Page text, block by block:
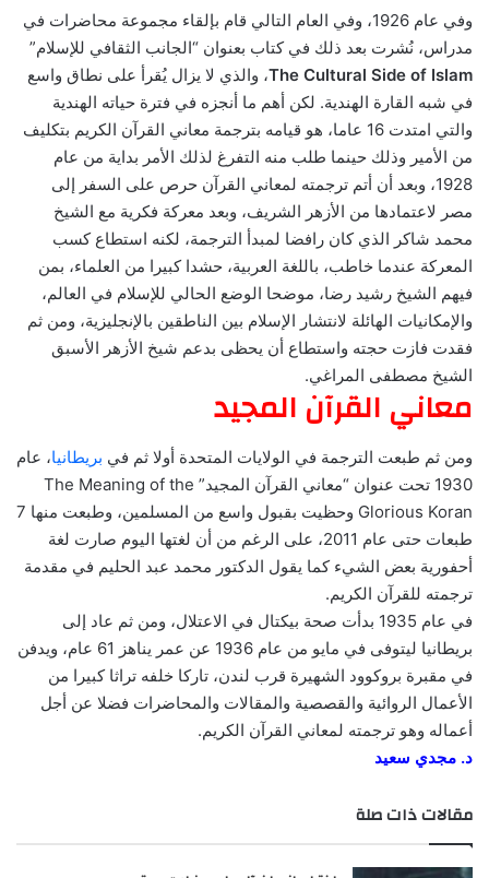
وفي عام 1926، وفي العام التالي قام بإلقاء مجموعة محاضرات في
مدراس، نُشرت بعد ذلك في كتاب بعنوان “الجانب الثقافي للإسلام”
The Cultural Side of Islam، والذي لا يزال يُقرأ على نطاق واسع
في شبه القارة الهندية. لكن أهم ما أنجزه في فترة حياته الهندية
والتي امتدت 16 عاما، هو قيامه بترجمة معاني القرآن الكريم بتكليف
من الأمير وذلك حينما طلب منه التفرغ لذلك الأمر بداية من عام
1928، وبعد أن أتم ترجمته لمعاني القرآن حرص على السفر إلى
مصر لاعتمادها من الأزهر الشريف، وبعد معركة فكرية مع الشيخ
محمد شاكر الذي كان رافضا لمبدأ الترجمة، لكنه استطاع كسب
المعركة عندما خاطب، باللغة العربية، حشدا كبيرا من العلماء، بمن
فيهم الشيخ رشيد رضا، موضحا الوضع الحالي للإسلام في العالم،
والإمكانيات الهائلة لانتشار الإسلام بين الناطقين بالإنجليزية، ومن ثم
فقدت فازت حجته واستطاع أن يحظى بدعم شيخ الأزهر الأسبق
الشيخ مصطفى المراغي.
معاني القرآن المجيد
ومن ثم طبعت الترجمة في الولايات المتحدة أولا ثم في بريطانيا، عام
1930 تحت عنوان “معاني القرآن المجيد” The Meaning of the
Glorious Koran وحظيت بقبول واسع من المسلمين، وطبعت منها 7
طبعات حتى عام 2011، على الرغم من أن لغتها اليوم صارت لغة
أحفورية بعض الشيء كما يقول الدكتور محمد عبد الحليم في مقدمة
ترجمته للقرآن الكريم.
في عام 1935 بدأت صحة بيكتال في الاعتلال، ومن ثم عاد إلى
بريطانيا ليتوفى في مايو من عام 1936 عن عمر يناهز 61 عام، ويدفن
في مقبرة بروكوود الشهيرة قرب لندن، تاركا خلفه تراثا كبيرا من
الأعمال الروائية والقصصية والمقالات والمحاضرات فضلا عن أجل
أعماله وهو ترجمته لمعاني القرآن الكريم.
د. مجدي سعيد
مقالات ذات صلة